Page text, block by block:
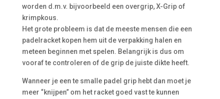
worden d.m.v. bijvoorbeeld een overgrip, X-Grip of
krimpkous.
Het grote probleem is dat de meeste mensen die een
padelracket kopen hem uit de verpakking halen en
meteen beginnen met spelen. Belangrijk is dus om
vooraf te controleren of de grip de juiste dikte heeft.
Wanneer je een te smalle padel grip hebt dan moet je
meer “knijpen” om het racket goed vast te kunnen